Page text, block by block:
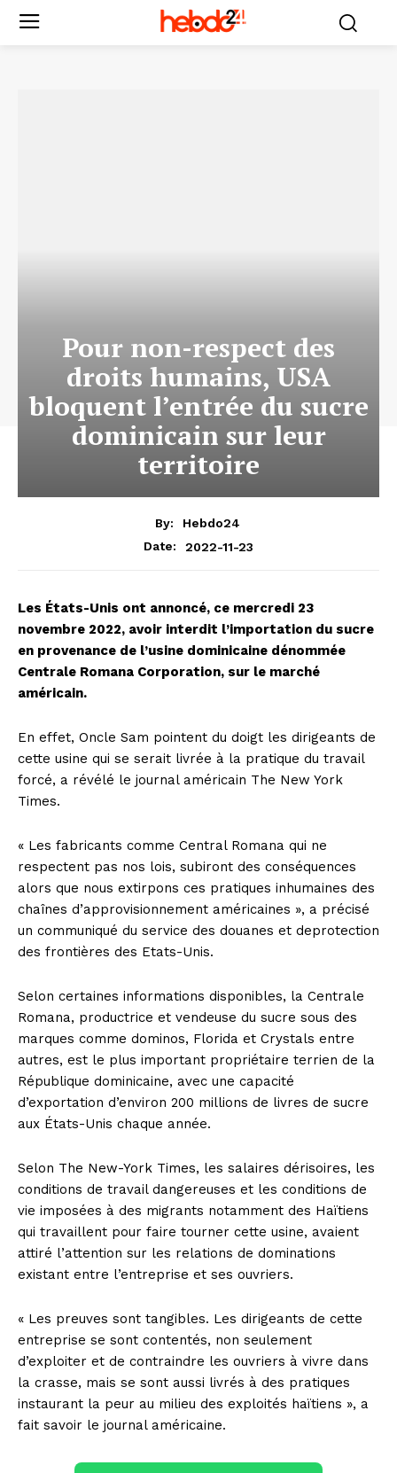
Pour non-respect des
droits humains, USA
bloquent l’entrée du sucre
dominicain sur leur
territoire
By:
Hebdo24
Date:
2022-11-23
Les États-Unis ont annoncé, ce mercredi 23
novembre 2022, avoir interdit l’importation du sucre
en provenance de l’usine dominicaine dénommée
Centrale Romana Corporation, sur le marché
américain.
En effet, Oncle Sam pointent du doigt les dirigeants de
cette usine qui se serait livrée à la pratique du travail
forcé, a révélé le journal américain The New York
Times.
« Les fabricants comme Central Romana qui ne
respectent pas nos lois, subiront des conséquences
alors que nous extirpons ces pratiques inhumaines des
chaînes d’approvisionnement américaines », a précisé
un communiqué du service des douanes et deprotection
des frontières des Etats-Unis.
Selon certaines informations disponibles, la Centrale
Romana, productrice et vendeuse du sucre sous des
marques comme dominos, Florida et Crystals entre
autres, est le plus important propriétaire terrien de la
République dominicaine, avec une capacité
d’exportation d’environ 200 millions de livres de sucre
aux États-Unis chaque année.
Selon The New-York Times, les salaires dérisoires, les
conditions de travail dangereuses et les conditions de
vie imposées à des migrants notamment des Haïtiens
qui travaillent pour faire tourner cette usine, avaient
attiré l’attention sur les relations de dominations
existant entre l’entreprise et ses ouvriers.
« Les preuves sont tangibles. Les dirigeants de cette
entreprise se sont contentés, non seulement
d’exploiter et de contraindre les ouvriers à vivre dans
la crasse, mais se sont aussi livrés à des pratiques
instaurant la peur au milieu des exploités haïtiens », a
fait savoir le journal américaine.